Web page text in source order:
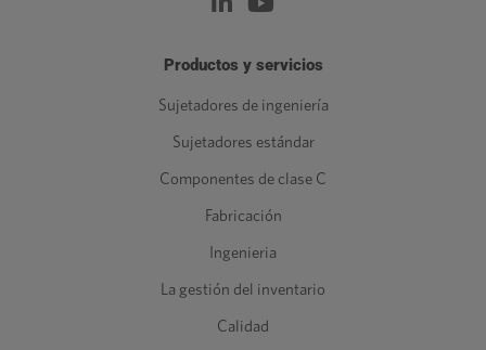
Productos y servicios
Sujetadores de ingeniería
Sujetadores estándar
Componentes de clase C
Fabricación
Ingenieria
La gestión del inventario
Calidad